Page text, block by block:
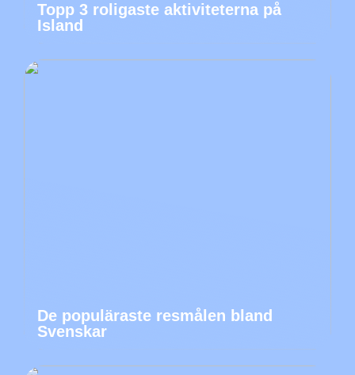
Topp 3 roligaste aktiviteterna på
Island
De populäraste resmålen bland
Svenskar